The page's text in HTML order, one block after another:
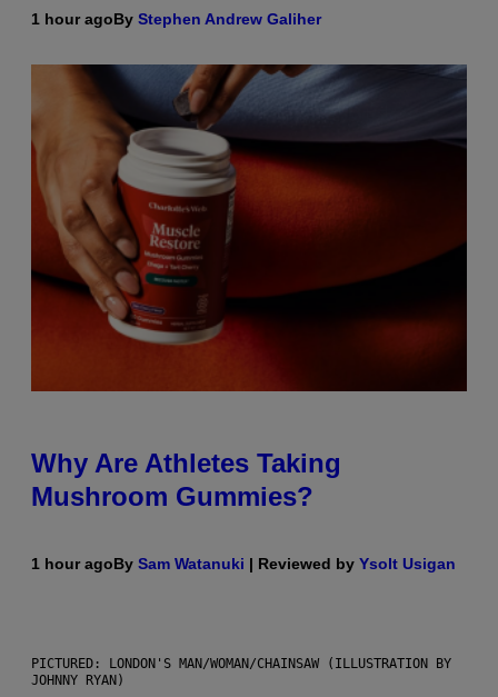
1 hour agoBy Stephen Andrew Galiher
Why Are Athletes Taking
Mushroom Gummies?
1 hour agoBy Sam Watanuki | Reviewed by Ysolt Usigan
PICTURED: LONDON'S MAN/WOMAN/CHAINSAW (ILLUSTRATION BY
JOHNNY RYAN)